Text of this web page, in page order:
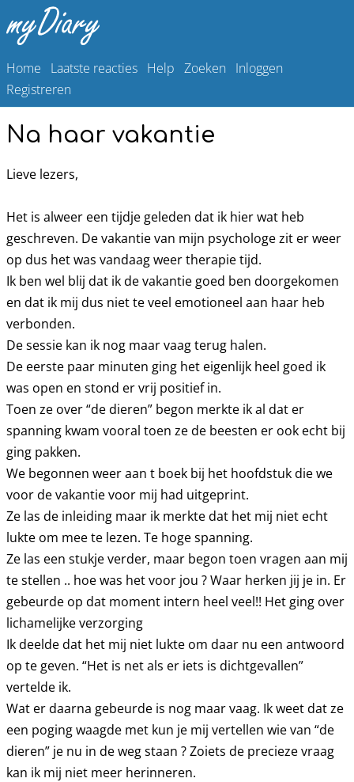
Home Laatste reacties Help Zoeken Inloggen
Registreren
Na haar vakantie
Lieve lezers,
Het is alweer een tijdje geleden dat ik hier wat heb
geschreven. De vakantie van mijn psychologe zit er weer
op dus het was vandaag weer therapie tijd.
Ik ben wel blij dat ik de vakantie goed ben doorgekomen
en dat ik mij dus niet te veel emotioneel aan haar heb
verbonden.
De sessie kan ik nog maar vaag terug halen.
De eerste paar minuten ging het eigenlijk heel goed ik
was open en stond er vrij positief in.
Toen ze over “de dieren” begon merkte ik al dat er
spanning kwam vooral toen ze de beesten er ook echt bij
ging pakken.
We begonnen weer aan t boek bij het hoofdstuk die we
voor de vakantie voor mij had uitgeprint.
Ze las de inleiding maar ik merkte dat het mij niet echt
lukte om mee te lezen. Te hoge spanning.
Ze las een stukje verder, maar begon toen vragen aan mij
te stellen .. hoe was het voor jou ? Waar herken jij je in. Er
gebeurde op dat moment intern heel veel!! Het ging over
lichamelijke verzorging
Ik deelde dat het mij niet lukte om daar nu een antwoord
op te geven. “Het is net als er iets is dichtgevallen”
vertelde ik.
Wat er daarna gebeurde is nog maar vaag. Ik weet dat ze
een poging waagde met kun je mij vertellen wie van “de
dieren” je nu in de weg staan ? Zoiets de precieze vraag
kan ik mij niet meer herinneren.